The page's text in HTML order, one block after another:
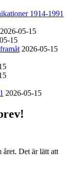
1914-1991
2026-05-15
15
2026-05-15
2026-05-15
året. Det är lätt att